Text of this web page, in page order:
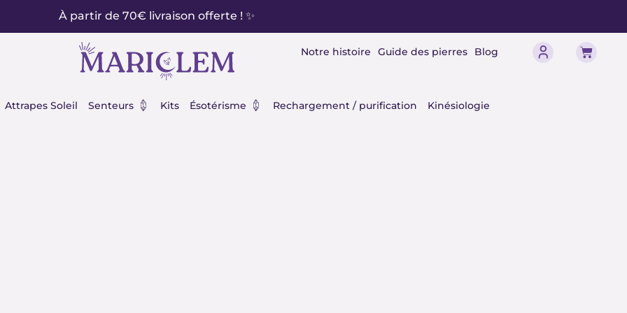
À partir de 70€ livraison offerte ! ✨
Notre histoire Guide des pierres Blog Panier
Attrapes Soleil Senteurs Ouvrir Senteurs
Kits Ésotérisme Ouvrir Ésotérisme
Rechargement / purification Kinésiologie